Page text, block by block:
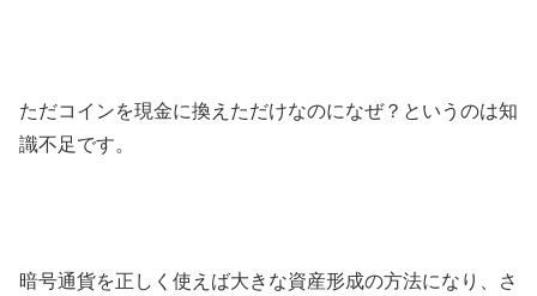
ただコインを現金に換えただけなのになぜ？というのは知
識不足です。
暗号通貨を正しく使えば大きな資産形成の方法になり、さ